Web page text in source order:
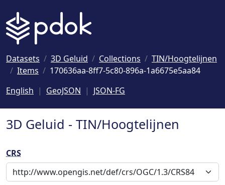
Datasets 3D Geluid Collections
TIN/Hoogtelijnen
Items
170636aa-8ff7-5c80-896a-1a6675e5aa84
English
GeoJSON JSON-FG
3D Geluid - TIN/Hoogtelijnen
CRS